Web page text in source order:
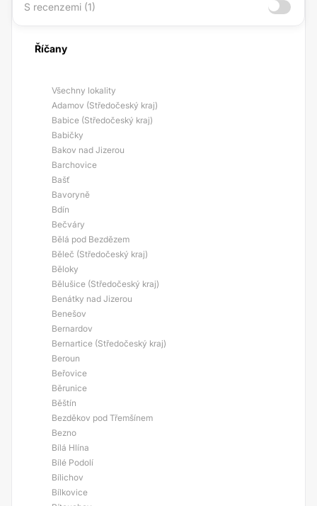
S recenzemi (1)
Říčany
Všechny lokality
Adamov (Středočeský kraj)
Babice (Středočeský kraj)
Babičky
Bakov nad Jizerou
Barchovice
Bašť
Bavoryně
Bdín
Bečváry
Bělá pod Bezdězem
Běleč (Středočeský kraj)
Běloky
Bělušice (Středočeský kraj)
Benátky nad Jizerou
Benešov
Bernardov
Bernartice (Středočeský kraj)
Beroun
Beřovice
Běrunice
Běštín
Bezděkov pod Třemšínem
Bezno
Bílá Hlína
Bílé Podolí
Bílichov
Bílkovice